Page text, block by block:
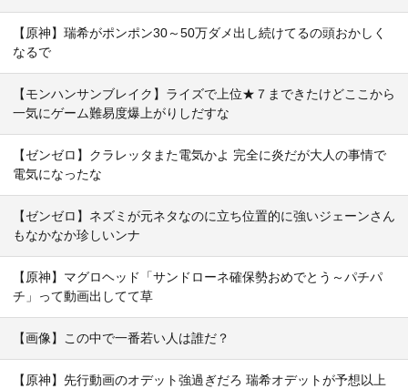
【原神】瑞希がポンポン30～50万ダメ出し続けてるの頭おかしく
なるで
【モンハンサンブレイク】ライズで上位★７まできたけどここから
一気にゲーム難易度爆上がりしだすな
【ゼンゼロ】クラレッタまた電気かよ 完全に炎だが大人の事情で
電気になったな
【ゼンゼロ】ネズミが元ネタなのに立ち位置的に強いジェーンさん
もなかなか珍しいンナ
【原神】マグロヘッド「サンドローネ確保勢おめでとう～パチパ
チ」って動画出してて草
【画像】この中で一番若い人は誰だ？
【原神】先行動画のオデット強過ぎだろ 瑞希オデットが予想以上